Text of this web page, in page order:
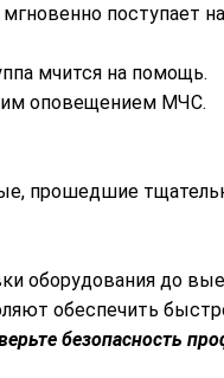
поступает
мчится на помощь.
оповещением МЧС.
прошедшие
оборудования до
обеспечить
безопасность